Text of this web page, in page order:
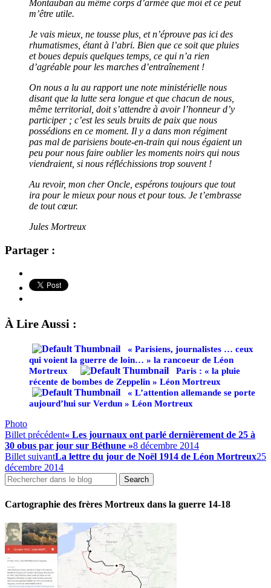
Montauban au même corps d’armée que moi et ce peut
m’être utile.
Je vais mieux, ne tousse plus, et n’éprouve pas ici des
rhumatismes, étant à l’abri. Bien que ce soit que pluies
et boues depuis quelques temps, ce qui n’a rien
d’agréable pour les marches d’entraînement !
On nous a lu au rapport une note ministérielle nous
disant que la lutte sera longue et que chacun de nous,
même territorial, doit s’attendre à avoir l’honneur d’y
participer ; c’est les seuls bruits de paix que nous
possédions en ce moment. Il y a dans mon régiment
pas mal de parisiens boute-en-train qui nous égaient un
peu pour nous faire oublier les moments noirs qui nous
viendraient, si nous réfléchissions trop souvent !
Au revoir, mon cher Oncle, espérons toujours que tout
ira pour le mieux pour nous et pour tous. Je t’embrasse
de tout cœur.
Jules Mortreux
Partager :
À Lire Aussi :
« Parisiens, journalistes … ceux
qui voient la guerre de loin… » la rancoeur de Léon
Mortreux
Paris : « la pluie
récente de bombes de Zeppelin » Léon Mortreux
« L’attention allemande se porte
aujourd’hui sur Verdun » Léon Mortreux
Photo
Billet précédent« Les journaux ont parlé dernièrement de 25 à
30 obus par jour sur Béthune »8 décembre 2014
Billet suivantLa lettre du jour de Noël 1914 de Léon Mortreux25
décembre 2014
Cartographie des frères Mortreux dans la guerre 14-18